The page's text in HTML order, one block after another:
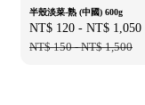
半殼淡菜-熟 (中國) 600g
Sale
price
NT$ 120 - NT$ 1,050
NT$ 150-NT$ 1,500